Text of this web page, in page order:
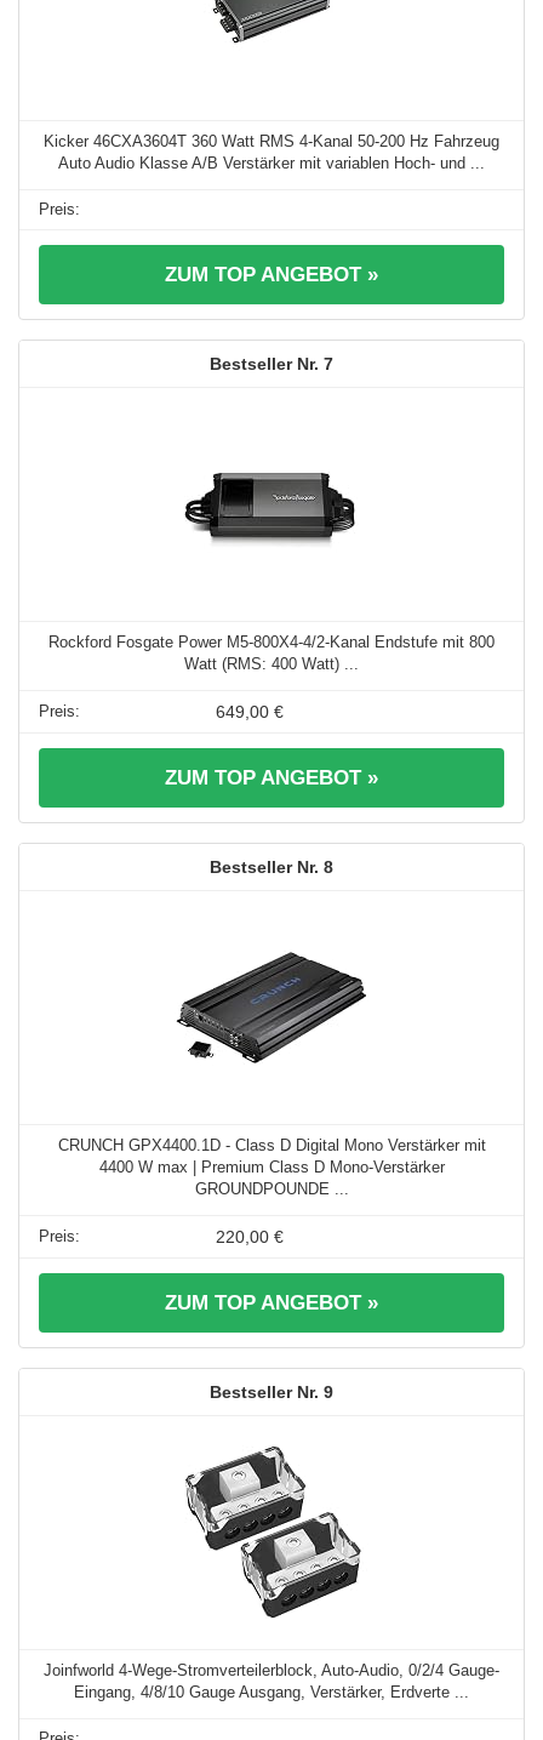
Kicker 46CXA3604T 360 Watt RMS 4-Kanal 50-200 Hz Fahrzeug
Auto Audio Klasse A/B Verstärker mit variablen Hoch- und ...
ZUM TOP ANGEBOT »
7
Rockford Fosgate Power M5-800X4-4/2-Kanal Endstufe mit 800
Watt (RMS: 400 Watt) ...
649,00 €
ZUM TOP ANGEBOT »
8
CRUNCH GPX4400.1D - Class D Digital Mono Verstärker mit
4400 W max | Premium Class D Mono-Verstärker
GROUNDPOUNDE ...
220,00 €
ZUM TOP ANGEBOT »
9
Joinfworld 4-Wege-Stromverteilerblock, Auto-Audio, 0/2/4 Gauge-
Eingang, 4/8/10 Gauge Ausgang, Verstärker, Erdverte ...